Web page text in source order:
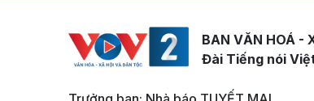
BAN VĂN HOÁ -
Đài Tiếng nói